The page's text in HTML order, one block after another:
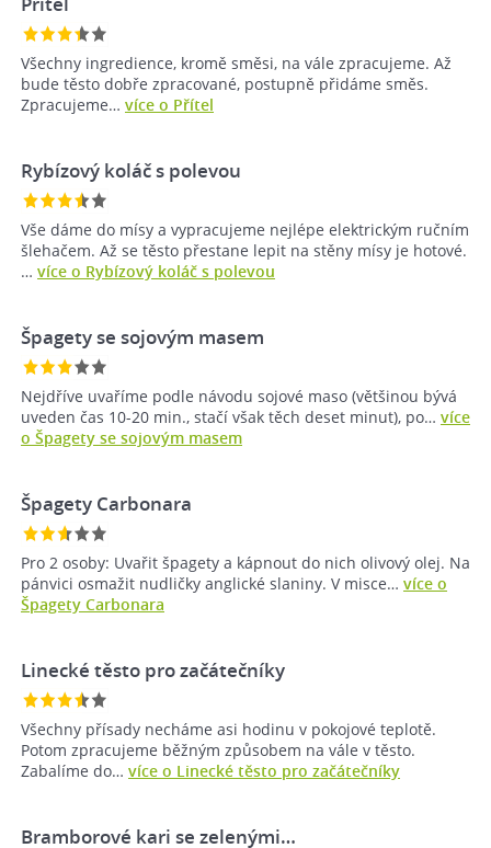
Všechny ingredience, kromě směsi, na vále zpracujeme. Až
bude těsto dobře zpracované, postupně přidáme směs.
Zpracujeme… více o Přítel
Rybízový koláč s polevou
Vše dáme do mísy a vypracujeme nejlépe elektrickým ručním
šlehačem. Až se těsto přestane lepit na stěny mísy je hotové.
… více o Rybízový koláč s polevou
Špagety se sojovým masem
Nejdříve uvaříme podle návodu sojové maso (většinou bývá
uveden čas 10-20 min., stačí však těch deset minut), po… více
o Špagety se sojovým masem
Špagety Carbonara
Pro 2 osoby: Uvařit špagety a kápnout do nich olivový olej. Na
pánvici osmažit nudličky anglické slaniny. V misce… více o
Špagety Carbonara
Linecké těsto pro začátečníky
Všechny přísady necháme asi hodinu v pokojové teplotě.
Potom zpracujeme běžným způsobem na vále v těsto.
Zabalíme do… více o Linecké těsto pro začátečníky
Bramborové kari se zelenými…